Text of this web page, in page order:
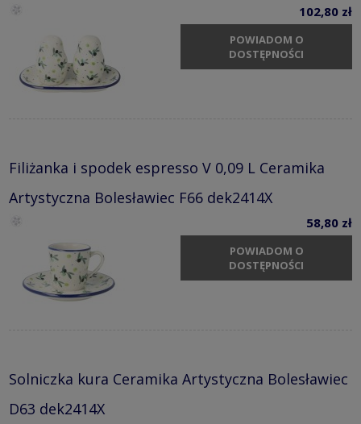
102,80 zł
POWIADOM O
DOSTĘPNOŚCI
Filiżanka i spodek espresso V 0,09 L Ceramika
Artystyczna Bolesławiec F66 dek2414X
58,80 zł
POWIADOM O
DOSTĘPNOŚCI
Solniczka kura Ceramika Artystyczna Bolesławiec
D63 dek2414X